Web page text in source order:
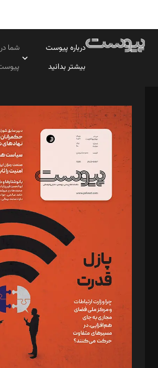
درباره پیوست
بیشتر بدانید
شما
مدیر مسئول: محمدباقر اثنی‌عشری
سردبیر: مهرک محمودی
دبیر تحریریه: میثم قاسمی
د‌بیر ناداستان: سمانه سمیع
د‌بیر خدمت و تجارت: ابوالفضل رجبی
د‌بیر حقوق فناوری: حسام‌الدین ایپکچی
د‌بیر پیوست جهان: مینا پاکدل
د‌بیر تحریریه آنلاین: بابک نقاش
تحریریه‌: مجتبی محمود‌ی، آرش برهمند،
مصطفی مسجدی آرانی، ابوالفضل رجبی، زهرا
رستمی،مصطفی باستان
ویرایش: نگار استاد‌‌آقا
طراح یونیفرم: مجید توکلی
فیلمبرداری و عکاسی: امیر شفیعی، مانی
گرافیک و صفحه‌آرایی: سید‌سبحان‌علی ثابت
مد‌یر توسعه تجاری: کامبیز برید‌